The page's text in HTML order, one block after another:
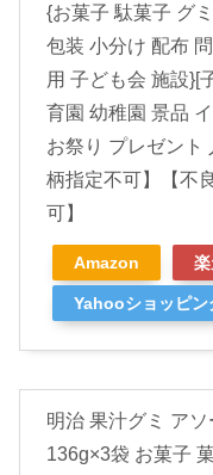
{お菓子 駄菓子 グ
包装 小分け 配布
用 子ども会 施設}[
育園 幼稚園 景品
お祭り プレゼント
柄指定不可】【不
可】
Amazon
Yahooショッピン
明治 果汁グミ アソ
136g×3袋 お菓子